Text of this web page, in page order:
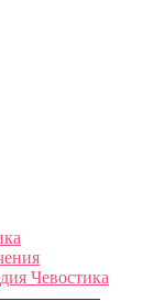
Чевостика